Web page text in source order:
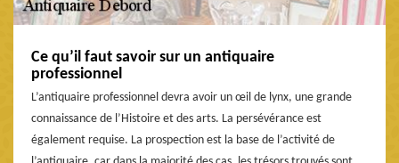
Ce qu’il faut savoir sur un antiquaire
professionnel
L’antiquaire professionnel devra avoir un œil de lynx, une grande
connaissance de l’Histoire et des arts. La persévérance est
également requise. La prospection est la base de l’activité de